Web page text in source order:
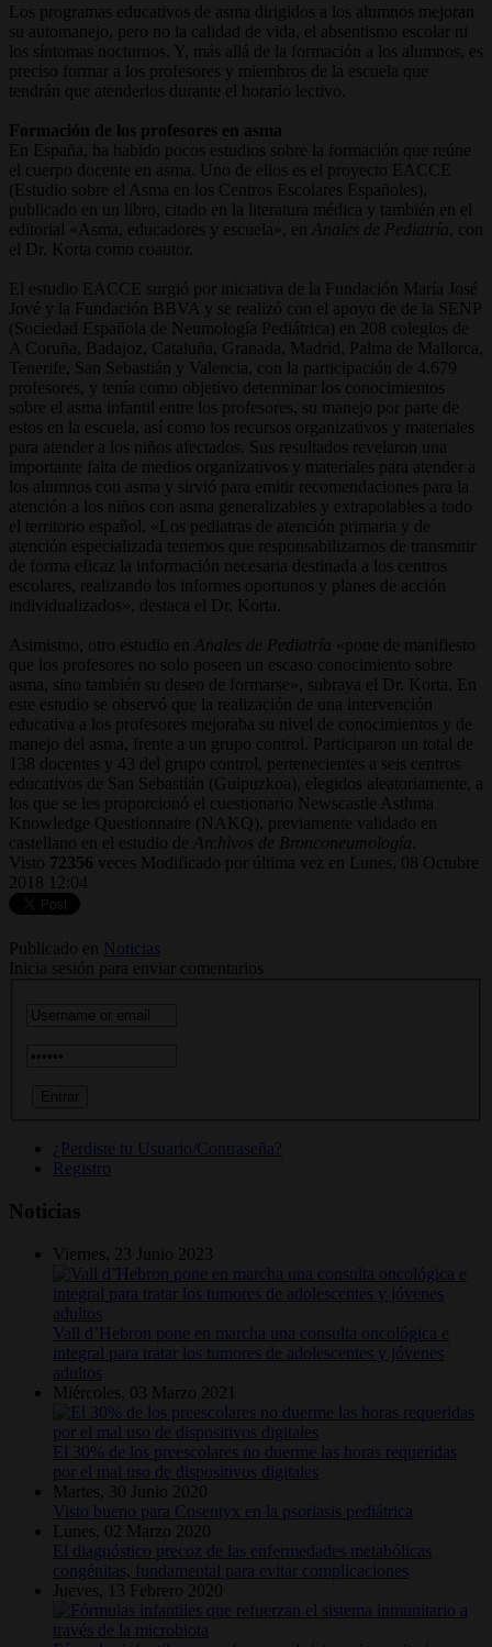
Los programas educativos de asma dirigidos a los alumnos mejoran
su automanejo, pero no la calidad de vida, el absentismo escolar ni
los síntomas nocturnos. Y, más allá de la formación a los alumnos, es
preciso formar a los profesores y miembros de la escuela que
tendrán que atenderlos durante el horario lectivo.
Formación de los profesores en asma
En España, ha habido pocos estudios sobre la formación que reúne
el cuerpo docente en asma. Uno de ellos es el proyecto EACCE
(Estudio sobre el Asma en los Centros Escolares Españoles),
publicado en un libro, citado en la literatura médica y también en el
editorial «Asma, educadores y escuela», en
Anales de Pediatría , con
el Dr. Korta como coautor.
El estudio EACCE surgió por iniciativa de la Fundación María José
Jové y la Fundación BBVA y se realizó con el apoyo de de la SENP
(Sociedad Española de Neumología Pediátrica) en 208 colegios de
A Coruña, Badajoz, Cataluña, Granada, Madrid, Palma de Mallorca,
Tenerife, San Sebastián y Valencia, con la participación de 4.679
profesores, y tenía como objetivo determinar los conocimientos
sobre el asma infantil entre los profesores, su manejo por parte de
estos en la escuela, así como los recursos organizativos y materiales
para atender a los niños afectados. Sus resultados revelaron una
importante falta de medios organizativos y materiales para atender a
los alumnos con asma y sirvió para emitir recomendaciones para la
atención a los niños con asma generalizables y extrapolables a todo
el territorio español. «Los pediatras de atención primaria y de
atención especializada tenemos que responsabilizarnos de transmitir
de forma eficaz la información necesaria destinada a los centros
escolares, realizando los informes oportunos y planes de acción
individualizados», destaca el Dr. Korta.
Asimismo, otro estudio en Anales de Pediatría «pone de manifiesto
que los profesores no solo poseen un escaso conocimiento sobre
asma, sino también su deseo de formarse», subraya el Dr. Korta. En
este estudio se observó que la realización de una intervención
educativa a los profesores mejoraba su nivel de conocimientos y de
manejo del asma, frente a un grupo control. Participaron un total de
138 docentes y 43 del grupo control, pertenecientes a seis centros
educativos de San Sebastián (Guipuzkoa), elegidos aleatoriamente, a
los que se les proporcionó el cuestionario Newscastle Asthma
Knowledge Questionnaire (NAKQ), previamente validado en
castellano en el estudio de
Archivos de Bronconeumología
Visto 72356 veces Modificado por última vez en Lunes, 08 Octubre
2018 12:04
Publicado en
Noticias
Inicia sesión para enviar comentarios
¿Perdiste tu Usuario/Contraseña?
Registro
Noticias
Viernes, 23 Junio 2023
Vall d’Hebron pone en marcha una consulta oncológica e
integral para tratar los tumores de adolescentes y jóvenes
adultos
Miércoles, 03 Marzo 2021
El 30% de los preescolares no duerme las horas requeridas
por el mal uso de dispositivos digitales
Martes, 30 Junio 2020
Visto bueno para Cosentyx en la psoriasis pediátrica
Lunes, 02 Marzo 2020
El diagnóstico precoz de las enfermedades metabólicas
congénitas, fundamental para evitar complicaciones
Jueves, 13 Febrero 2020